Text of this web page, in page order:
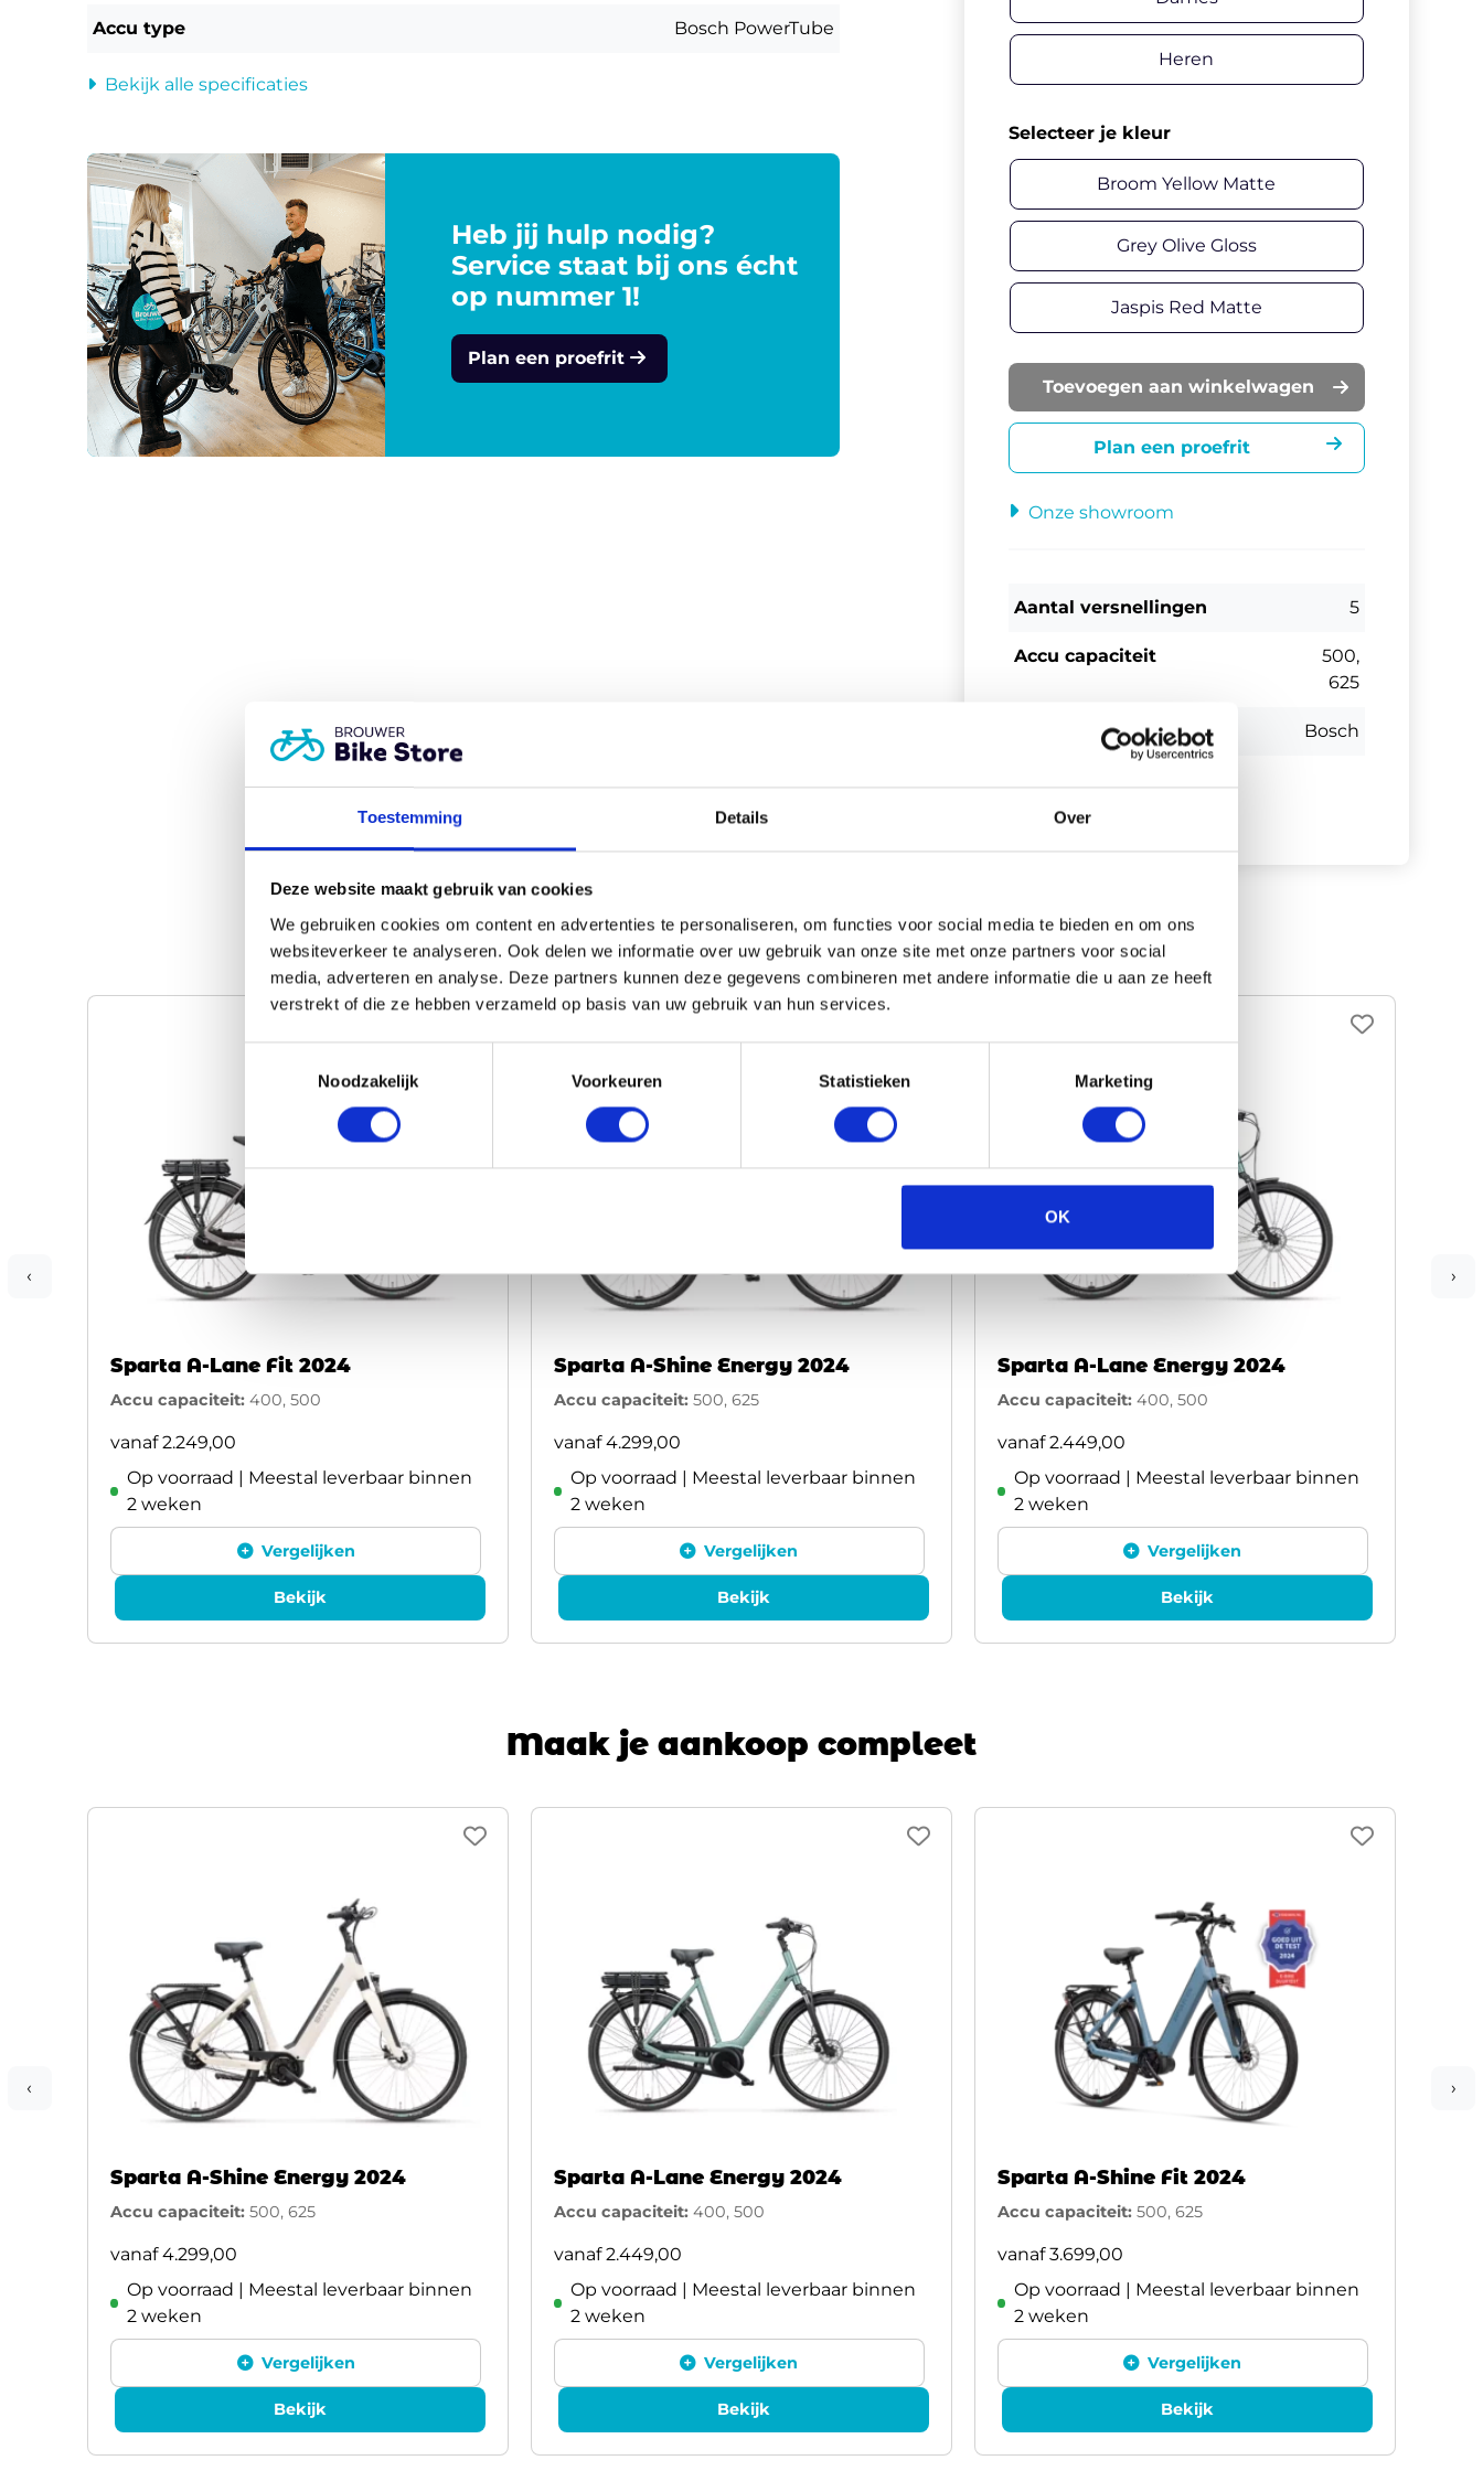
Toestemming Details Over
Deze website maakt gebruik van cookies
We gebruiken cookies om content en advertenties te personaliseren, om functies voor social media te bieden en om ons
websiteverkeer te analyseren. Ook delen we informatie over uw gebruik van onze site met onze partners voor social
media, adverteren en analyse. Deze partners kunnen deze gegevens combineren met andere informatie die u aan ze heeft
verstrekt of die ze hebben verzameld op basis van uw gebruik van hun services.
Noodzakelijk
Voorkeuren Statistieken Marketing
OK
Accu type Bosch PowerTube
Bekijk alle specificaties
Heb jij hulp nodig?
Service staat bij ons écht
op nummer 1!
Plan een proefrit
Heren
Selecteer je kleur
Broom Yellow Matte
Grey Olive Gloss
Jaspis Red Matte
Toevoegen aan winkelwagen
Plan een proefrit
Onze showroom
Aantal versnellingen 5
Accu capaciteit
500,
625
Accu merk Bosch
Gerelateerde producten
Sparta A-Lane Fit 2024
Accu capaciteit: 400, 500
vanaf2.249,00
Op voorraad | Meestal leverbaar binnen
2 weken
Vergelijken
Bekijk
Sparta A-Shine Energy 2024
Accu capaciteit: 500, 625
vanaf4.299,00
Op voorraad | Meestal leverbaar binnen
2 weken
Vergelijken
Bekijk
Sparta A-Lane Energy 2024
Accu capaciteit: 400, 500
vanaf2.449,00
Op voorraad | Meestal leverbaar binnen
2 weken
Vergelijken
Bekijk
‹ ›
Maak je aankoop compleet
Sparta A-Shine Energy 2024
Accu capaciteit: 500, 625
vanaf4.299,00
Op voorraad | Meestal leverbaar binnen
2 weken
Vergelijken
Bekijk
Sparta A-Lane Energy 2024
Accu capaciteit: 400, 500
vanaf2.449,00
Op voorraad | Meestal leverbaar binnen
2 weken
Vergelijken
Bekijk
Sparta A-Shine Fit 2024
Accu capaciteit: 500, 625
vanaf3.699,00
Op voorraad | Meestal leverbaar binnen
2 weken
Vergelijken
Bekijk
‹ ›